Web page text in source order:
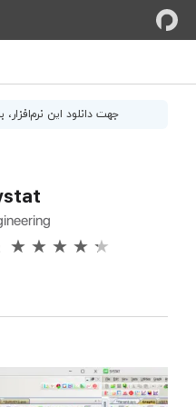
جهت دانلود این نرم‌افزار،